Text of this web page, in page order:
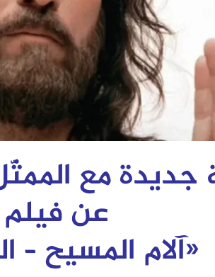
جديدة مع
عن فيلم
«آلام المسيح –